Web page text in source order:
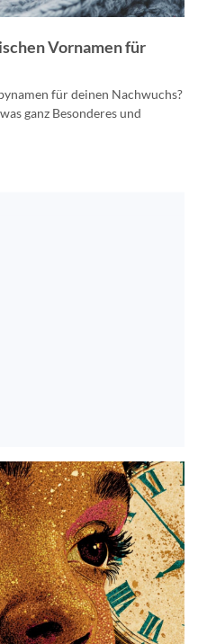
Vornamen für
für deinen Nachwuchs?
ganz Besonderes und